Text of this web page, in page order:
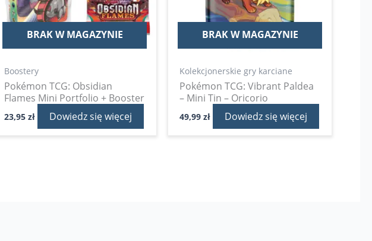
BRAK W MAGAZYNIE
Boostery
Pokémon TCG: Obsidian
Flames Mini Portfolio + Booster
23,95zł Dowiedz się więcej
BRAK W MAGAZYNIE
Kolekcjonerskie gry karciane
Pokémon TCG: Vibrant Paldea
– Mini Tin – Oricorio
49,99zł Dowiedz się więcej